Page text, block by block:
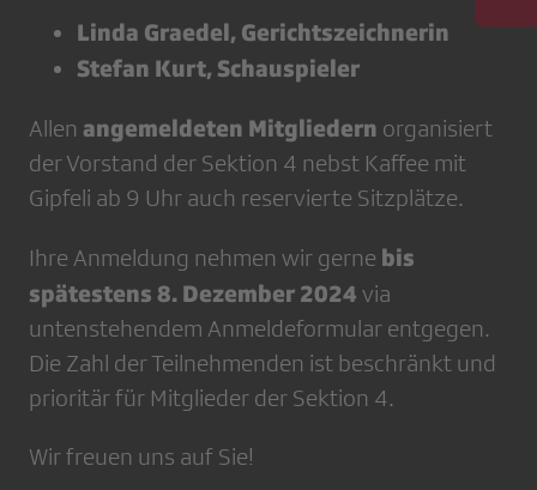
Linda Graedel, Gerichtszeichnerin
Stefan Kurt, Schauspieler
Allen angemeldeten Mitgliedern organisiert
der Vorstand der Sektion 4 nebst Kaffee mit
Gipfeli ab 9 Uhr auch reservierte Sitzplätze.
Ihre Anmeldung nehmen wir gerne bis
spätestens 8. Dezember 2024 via
untenstehendem Anmeldeformular entgegen.
Die Zahl der Teilnehmenden ist beschränkt und
prioritär für Mitglieder der Sektion 4.
Wir freuen uns auf Sie!